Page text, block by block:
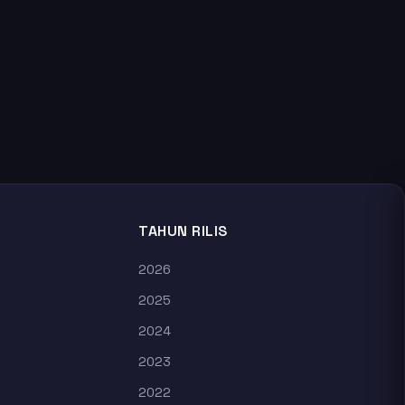
TAHUN RILIS
2026
2025
2024
2023
2022